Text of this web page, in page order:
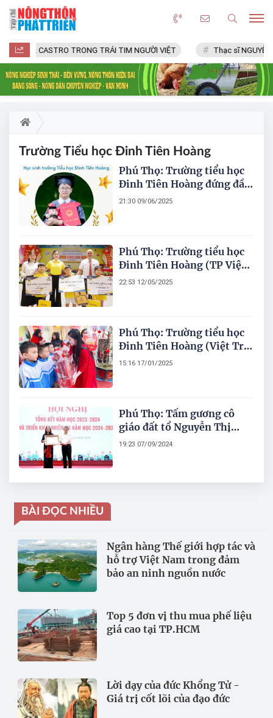
FIDEL CASTRO TRONG TRÁI TIM NGƯỜI VIỆT Thạc sĩ NGUYỄN
Trường Tiểu học Đinh Tiên Hoàng
Phú Thọ: Trường tiểu học
Đinh Tiên Hoàng đứng đầu
tỉnh có nhiều học sinh thi
21:30 09/06/2025
Phú Thọ: Trường tiểu học
Đinh Tiên Hoàng (TP Việt
Trì) hấp dẫn chương trình
22:53 12/05/2025
Phú Thọ: Trường tiểu học
Đinh Tiên Hoàng (Việt Trì)
với “Sắc xuân quê hương
15:16 17/01/2025
Phú Thọ: Tấm gương cô
giáo đất tổ Nguyễn Thị
Kim Thoa - Trường Tiểu
phủ tặng Bằng khen
19:23 07/09/2024
BÀI ĐỌC NHIỀU
Ngân hàng Thế giới hợp tác và
hỗ trợ Việt Nam trong đảm
bảo an ninh nguồn nước
Top 5 đơn vị thu mua phế liệu
giá cao tại TP.HCM
Lời dạy của đức Khổng Tử -
Giá trị cốt lõi của đạo đức